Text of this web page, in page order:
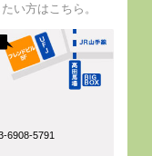
い方はこちら。
6908-5791